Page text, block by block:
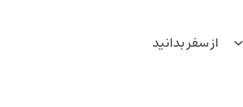
از سفر بدانید